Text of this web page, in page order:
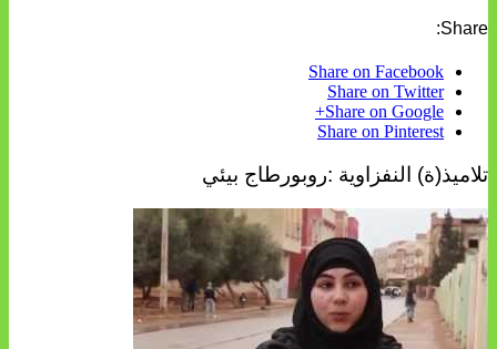
Share:
Share on Facebook
Share on Twitter
Share on Google+
Share on Pinterest
تلاميذ(ة) النفزاوية :روبورطاج بيئي